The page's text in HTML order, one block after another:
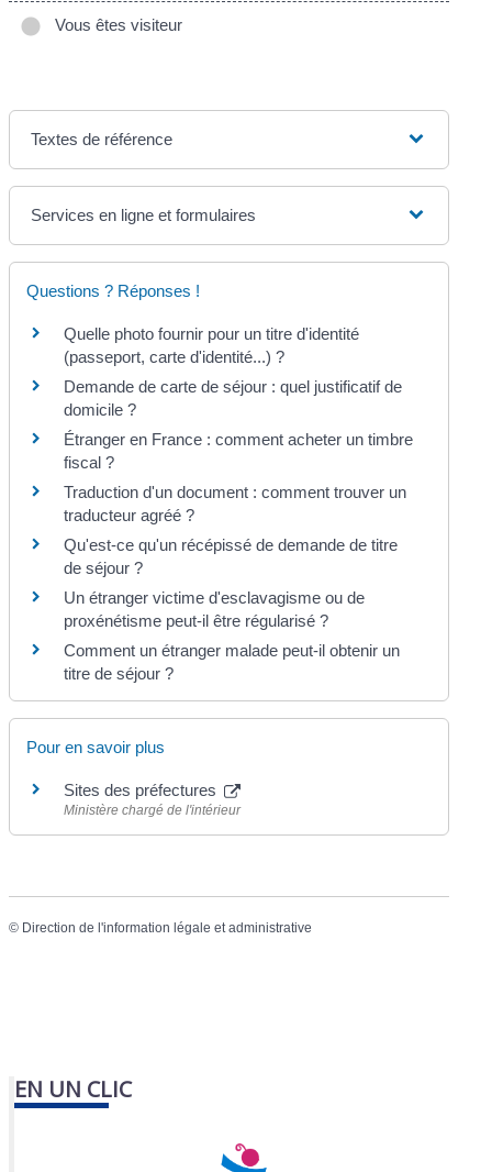
Vous êtes visiteur
Textes de référence
Services en ligne et formulaires
Questions ? Réponses !
Quelle photo fournir pour un titre d'identité
(passeport, carte d'identité...) ?
Demande de carte de séjour : quel justificatif de
domicile ?
Étranger en France : comment acheter un timbre
fiscal ?
Traduction d'un document : comment trouver un
traducteur agréé ?
Qu'est-ce qu'un récépissé de demande de titre
de séjour ?
Un étranger victime d'esclavagisme ou de
proxénétisme peut-il être régularisé ?
Comment un étranger malade peut-il obtenir un
titre de séjour ?
Pour en savoir plus
Sites des préfectures
Ministère chargé de l'intérieur
© Direction de l'information légale et administrative
EN UN CLIC